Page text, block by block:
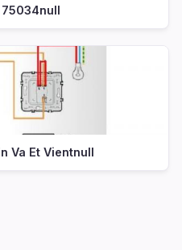
75034null
Va Et Vientnull